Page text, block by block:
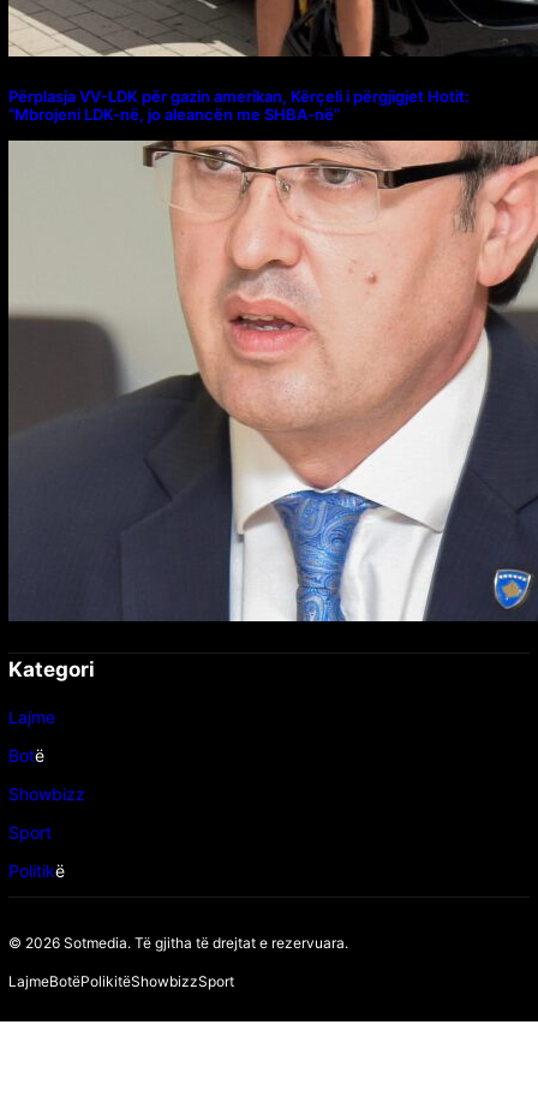
Përplasja VV-LDK për gazin amerikan, Kërçeli i përgjigjet Hotit:
“Mbrojeni LDK-në, jo aleancën me SHBA-në”
Kategori
Lajme
Botë
Showbizz
Sport
Politikë
© 2026 Sotmedia. Të gjitha të drejtat e rezervuara.
LajmeBotëPolikitëShowbizzSport